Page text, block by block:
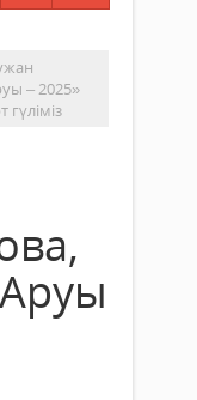
– 2025»
гүліміз